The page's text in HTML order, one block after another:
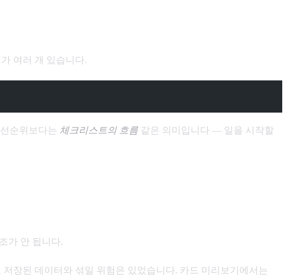
여러 개 있습니다.
순위보다는 체크리스트의 흐름 같은 의미입니다 — 일을 시작할
가 안 됩니다.
저장된 데이터와 섞일 위험은 있었습니다. 카드 미리보기에서는